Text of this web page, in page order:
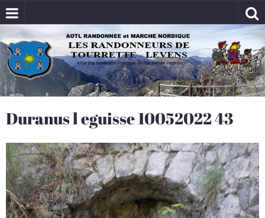
Duranus l eguisse 10052022 43